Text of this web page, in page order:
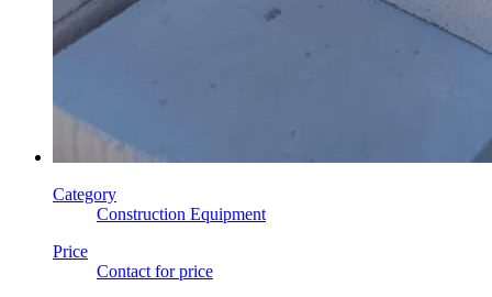
Category
Construction Equipment
Price
Contact for price